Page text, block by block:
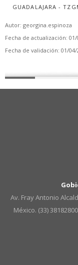
GUADALAJARA -
Autor: georgina.espinoza
Fecha de actualización: 01/
Fecha de validación: 01/04/
Av. Fray Antonio
México. (33)